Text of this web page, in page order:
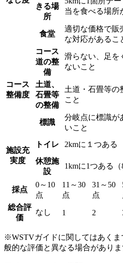
きる場
所
当を食べる場所
食堂
適切な価格で販
な対応があるこ
コース
整備度
コース
道の整
備
滑らない、足を
ないこと
土道、
石畳等
の整備
土道・石畳等の
こと
標識
分岐点に標識が
いこと
施設充
実度
トイレ 2kmに１つある
休憩施
設
1kmに1つある（
採点
0～10
点
11～30
点
31～50
点
総合評
価
なし 1 2
※WSTVガイドに関してはあく
般的な評価と異なる場合がありま